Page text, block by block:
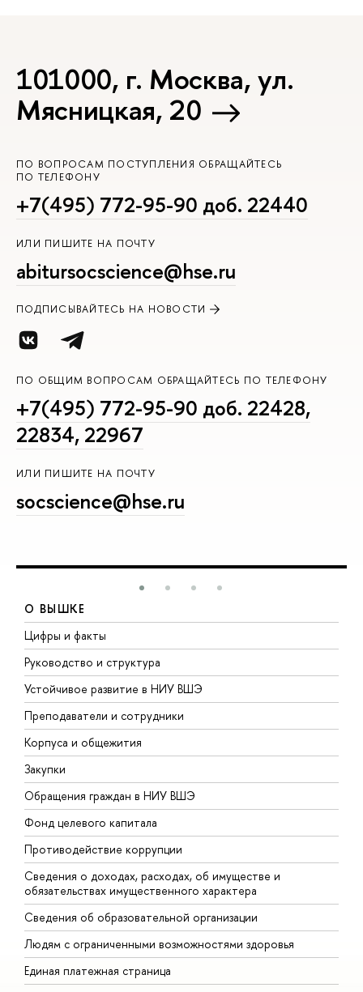
101000, г. Москва, ул.
Мясницкая, 20
ПО ВОПРОСАМ ПОСТУПЛЕНИЯ ОБРАЩАЙТЕСЬ
ПО ТЕЛЕФОНУ
+7(495) 772-95-90 доб. 22440
ИЛИ ПИШИТЕ НА ПОЧТУ
abitursocscience@hse.ru
ПОДПИСЫВАЙТЕСЬ НА НОВОСТИ
ПО ОБЩИМ ВОПРОСАМ ОБРАЩАЙТЕСЬ ПО ТЕЛЕФОНУ
+7(495) 772-95-90 доб. 22428,
22834, 22967
ИЛИ ПИШИТЕ НА ПОЧТУ
socscience@hse.ru
О ВЫШКЕ
Цифры и факты
Руководство и структура
Устойчивое развитие в НИУ ВШЭ
Преподаватели и сотрудники
Корпуса и общежития
Закупки
Обращения граждан в НИУ ВШЭ
Фонд целевого капитала
Противодействие коррупции
Сведения о доходах, расходах, об имуществе и
обязательствах имущественного характера
Сведения об образовательной организации
Людям с ограниченными возможностями здоровья
Единая платежная страница